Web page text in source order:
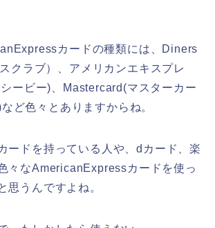
カードの種類には、Diners
クラブ）、アメリカンエキスプレ
ービー)、Mastercard(マスターカー
ど色々とありますからね。
ードを持っている人や、dカード、楽
々なAmericanExpressカードを使っ
思うんですよね。